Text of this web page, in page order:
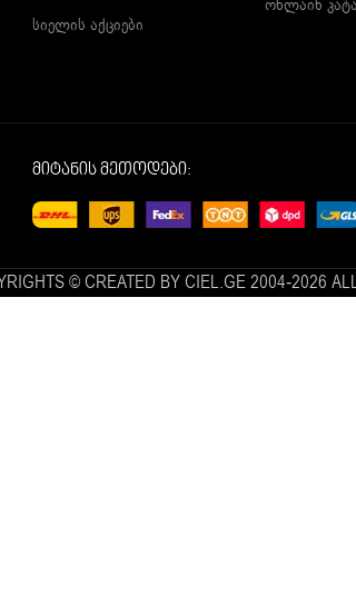
სიელის აქციები
ონლაინ
მიტანის მეთოდები:
© CREATED BY CIEL.GE 2004-2026